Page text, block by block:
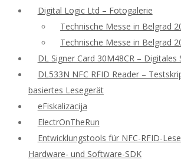
Digital Logic Ltd – Fotogalerie
Technische Messe in Belgrad
Technische Messe in Belgrad
DL Signer Card 30M48CR – Digitales
DL533N NFC RFID Reader –
basiertes Lesegerät
eFiskalizacija
ElectrOnTheRun
Entwicklungstools für NFC-RFID-
Hardware- und Software-SDK